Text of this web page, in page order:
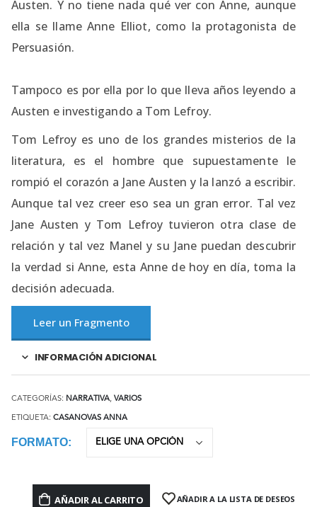
Austen. Y no tiene nada qué ver con Anne, aunque
ella se llame Anne Elliot, como la protagonista de
Persuasión.
Tampoco es por ella por lo que lleva años leyendo a
Austen e investigando a Tom Lefroy.
Tom Lefroy es uno de los grandes misterios de la
literatura, es el hombre que supuestamente le
rompió el corazón a Jane Austen y la lanzó a escribir.
Aunque tal vez creer eso sea un gran error. Tal vez
Jane Austen y Tom Lefroy tuvieron otra clase de
relación y tal vez Manel y su Jane puedan descubrir
la verdad si Anne, esta Anne de hoy en día, toma la
decisión adecuada.
Leer un Fragmento
INFORMACIÓN ADICIONAL
CATEGORÍAS: NARRATIVA, VARIOS
ETIQUETA: CASANOVAS ANNA
FORMATO
AÑADIR AL CARRITO AÑADIR A LA LISTA DE DESEOS